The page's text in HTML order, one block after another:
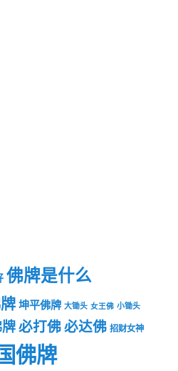
佛牌是什么
坤平佛牌 大锄头 女王佛 小锄头
必打佛必达佛 招财女神
佛牌